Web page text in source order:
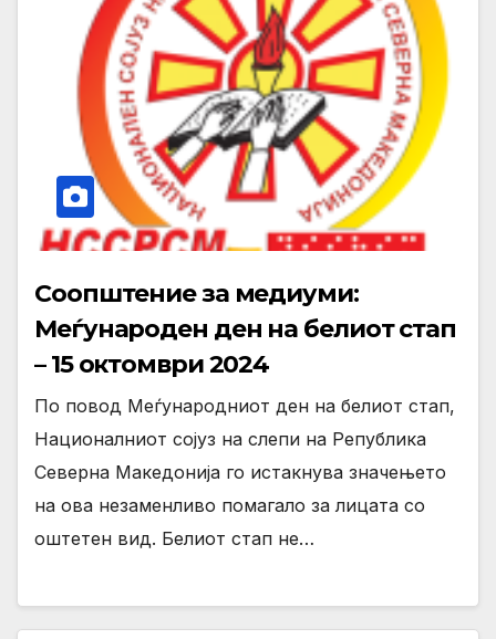
Соопштение за медиуми:
Меѓународен ден на белиот стап
– 15 октомври 2024
По повод Меѓународниот ден на белиот стап,
Националниот сојуз на слепи на Република
Северна Македонија го истакнува значењето
на ова незаменливо помагало за лицата со
оштетен вид. Белиот стап не…